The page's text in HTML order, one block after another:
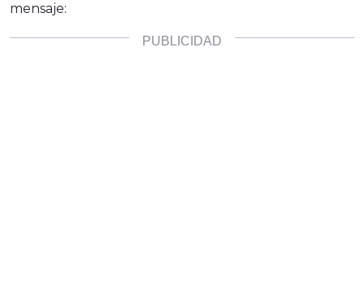
mensaje: